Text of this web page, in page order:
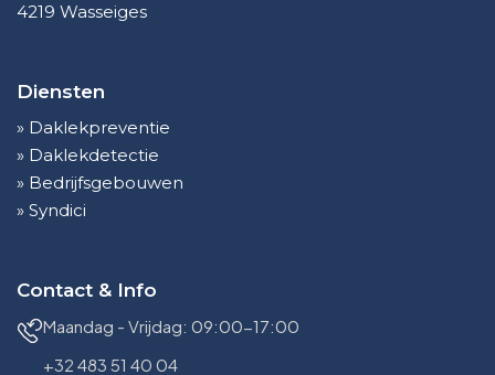
4219 Wasseiges
Diensten
» Daklekpreventie
» Daklekdetectie
» Bedrijfsgebouwen
» Syndici
Contact & Info
Maandag - Vrijdag: 09:00-17:00
+32 483 51 40 04